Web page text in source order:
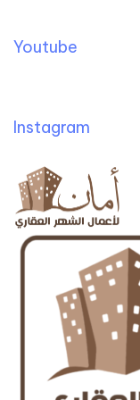
Youtube
Instagram